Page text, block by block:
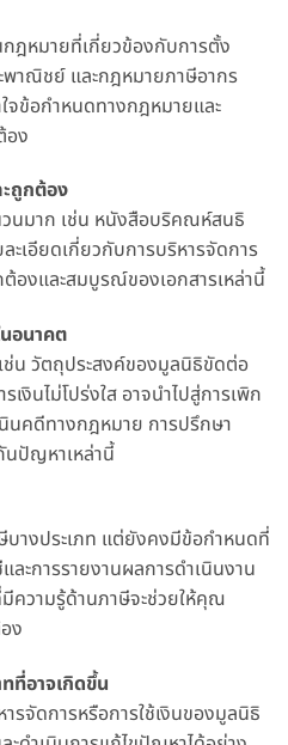
ฎหมายที่เกี่ยวข้องกับการตั้ง
าณิชย์ และกฎหมายภาษีอากร
จข้อกำหนดทางกฎหมายและ
อง
ถูกต้อง
นมาก เช่น หนังสือบริคณห์สนธิ
ะเอียดเกี่ยวกับการบริหารจัดการ
องและสมบูรณ์ของเอกสารเหล่านี้
อนาคต
น วัตถุประสงค์ของมูลนิธิขัดต่อ
งินไม่โปร่งใส อาจนำไปสู่การเพิก
นคดีทางกฎหมาย การปรึกษา
นปัญหาเหล่านี้
บางประเภท แต่ยังคงมีข้อกำหนดที่
ะการรายงานผลการดำเนินงาน
ความรู้ด้านภาษีจะช่วยให้คุณ
ง
ที่อาจเกิดขึ้น
จัดการหรือการใช้เงินของมูลนิธิ